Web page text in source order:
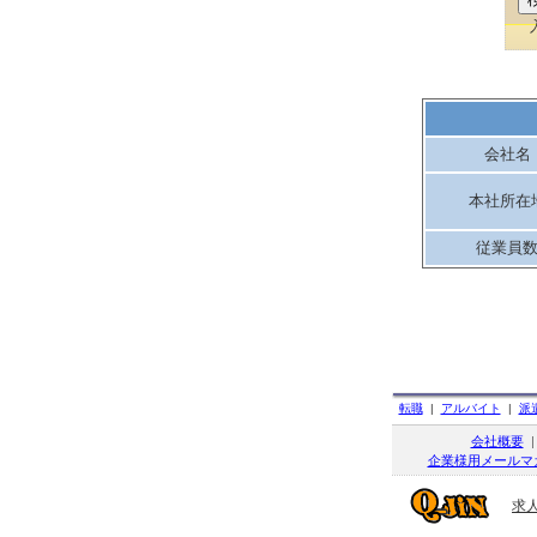
会社名
本社所在
従業員数
転職| アルバイト | 派
会社概要|
企業様用メールマ
求